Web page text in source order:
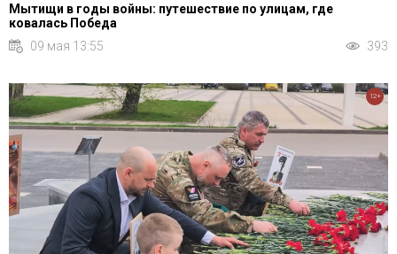
Мытищи в годы войны: путешествие по улицам, где
ковалась Победа
09 мая 13:55
393
12+